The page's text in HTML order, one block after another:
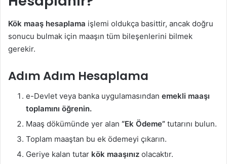
Kök maaş hesaplama işlemi oldukça basittir, ancak doğru
sonucu bulmak için maaşın tüm bileşenlerini bilmek
gerekir.
Adım Adım Hesaplama
e-Devlet veya banka uygulamasından emekli maaşı
toplamını öğrenin.
Maaş dökümünde yer alan “Ek Ödeme” tutarını bulun.
Toplam maaştan bu ek ödemeyi çıkarın.
Geriye kalan tutar kök maaşınız olacaktır.